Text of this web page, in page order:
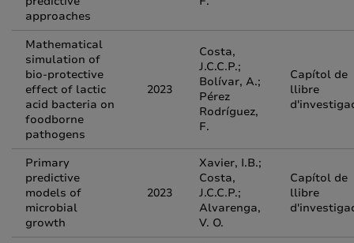
approaches
Mathematical
simulation of
bio-protective
effect of lactic
acid bacteria on
foodborne
pathogens
2023
Costa,
J.C.C.P.;
Bolívar, A.;
Pérez
Rodríguez,
F.
Capítol de
llibre
Primary
predictive
models of
microbial
growth
2023
Xavier, I.B.;
Costa,
J.C.C.P.;
Alvarenga,
V. O.
Capítol de
llibre